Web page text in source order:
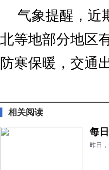
气象提醒，近
北等地部分地区
防寒保暖，交通
相关阅读
每
昨日